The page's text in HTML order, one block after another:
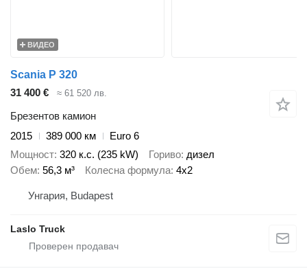
ВИДЕО
Scania P 320
31 400 €
≈ 61 520 лв.
Брезентов камион
2015
389 000 км
Euro 6
Мощност 320 к.с. (235 kW) Гориво дизел
Обем 56,3 м³ Колесна формула 4x2
Унгария, Budapest
Laslo Truck